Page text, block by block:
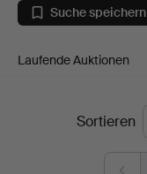
Metall
in
Vereinigtes
Königreich
Suche speichern
Laufende Auktionen
EndpreiseSortieren